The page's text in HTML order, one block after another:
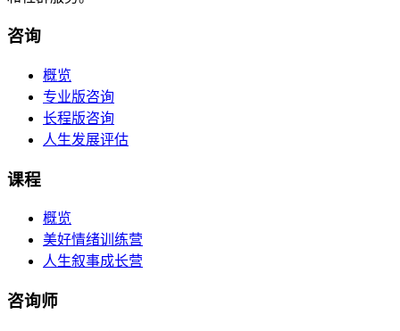
咨询
概览
专业版咨询
长程版咨询
人生发展评估
课程
概览
美好情绪训练营
人生叙事成长营
咨询师